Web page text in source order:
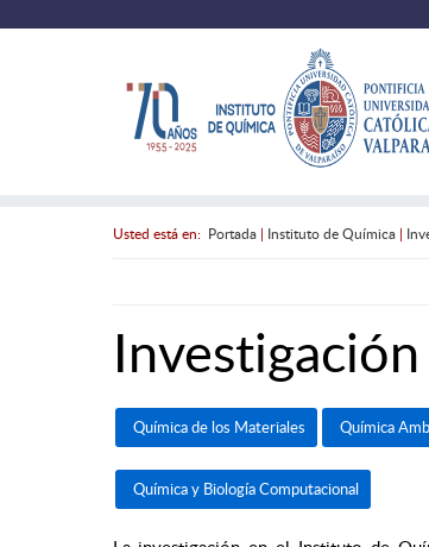
Usted está en: Portada| Instituto de Química|
Investigación
Química de los Materiales Química
Química y Biología Computacional